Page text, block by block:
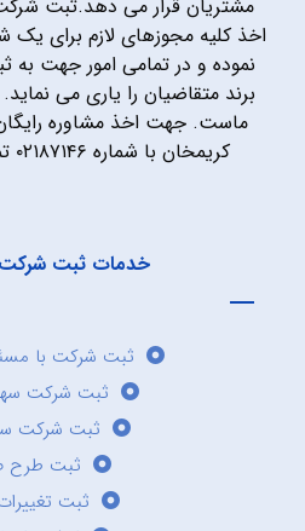
مشتریان قرار می دهد.ثبت
اخذ کلیه مجوزهای لازم برای
نموده و در تمامی امور جهت
برند متقاضیان را یاری می
ماست. جهت اخذ مشاوره
کریمخان با شماره ۰۲۱۸۷۱۴۶ تماس حاصل فرمایید.
خدمات ثبت
ثبت شرکت با
ثبت شرکت
ثبت شرکت
ثبت طرح
ثبت